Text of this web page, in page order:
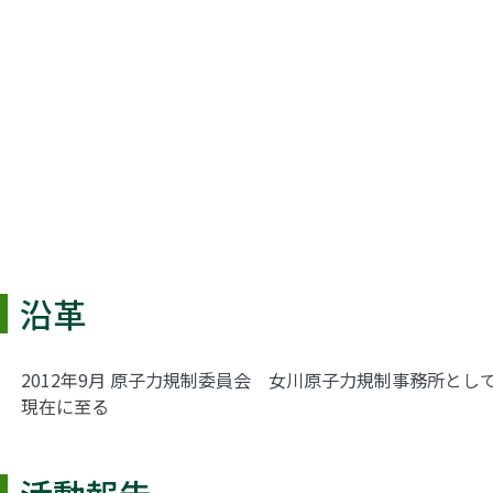
沿革
2012年9月 原子力規制委員会 女川原子力規制事務所とし
現在に至る